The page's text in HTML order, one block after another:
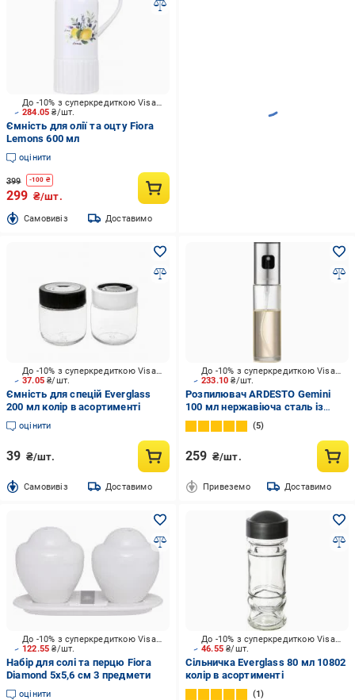
284.05₴/шт.
До -10% з суперкредиткою Visa Вигода
Ємність для олії та оцту Fiora
Lemons 600 мл
оцінити
399 -100 ₴
299 ₴/шт.
Cамовивіз Доставимо
37.05₴/шт.
До -10% з суперкредиткою Visa Вигода
Ємність для спецій Everglass
200 мл колір в асортименті
оцінити
39 ₴/шт.
Cамовивіз Доставимо
233.10₴/шт.
До -10% з суперкредиткою Visa Вигода
Розпилювач ARDESTO Gemini
100 мл нержавіюча сталь із
прозорим AR1512SS
5
259 ₴/шт.
Привеземо Доставимо
122.55₴/шт.
До -10% з суперкредиткою Visa Вигода
Набір для солі та перцю Fiora
Diamond 5x5,6 см 3 предмети
оцінити
46.55₴/шт.
До -10% з суперкредиткою Visa Вигода
Сільничка Everglass 80 мл 10802
колір в асортименті
1